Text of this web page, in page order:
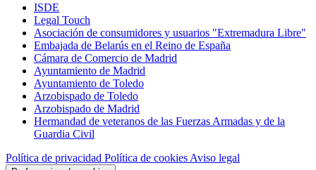
ISDE
Legal Touch
Asociación de consumidores y usuarios "Extremadura Libre"
Embajada de Belarús en el Reino de España
Cámara de Comercio de Madrid
Ayuntamiento de Madrid
Ayuntamiento de Toledo
Arzobispado de Toledo
Arzobispado de Madrid
Hermandad de veteranos de las Fuerzas Armadas y de la
Guardia Civil
Política de privacidad Política de cookies Aviso legal